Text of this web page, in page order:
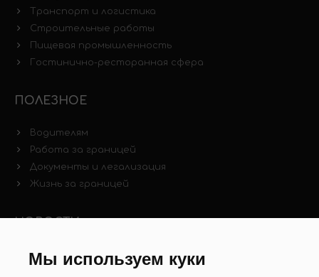
Мы используем куки
Транспорт и логистика
Строительные работы
Пищевая промышленность
Гостинично-ресторанная сфера
ПОЛЕЗНОЕ
Водителям
Работа за границей
Документы и легализация
Жизнь за границей
НОВОСТИ
Новости рынка труда